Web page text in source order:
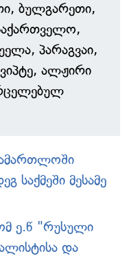
ბულგარეთი,
პარაგვაი,
ალჟირი
საქმეში მესამე
ე.წ "რუსული
და